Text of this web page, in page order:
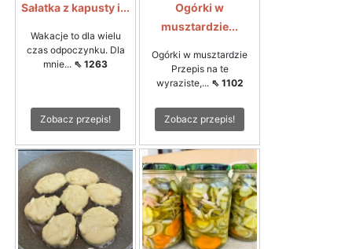
Sałatka z kapusty i...
Wakacje to dla wielu
czas odpoczynku. Dla
mnie... ⇖ 1263
Zobacz przepis!
Ogórki w
musztardzie...
Ogórki w musztardzie
Przepis na te
wyraziste,... ⇖ 1102
Zobacz przepis!